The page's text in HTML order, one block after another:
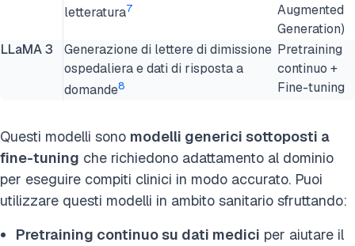
letteratura7
Augmented
Generation)
LLaMA 3
Generazione di lettere di dimissione
ospedaliera e dati di risposta a
domande8
Pretraining
continuo +
Fine-tuning
Questi modelli sono modelli generici sottoposti a
fine-tuning che richiedono adattamento al dominio
per eseguire compiti clinici in modo accurato. Puoi
utilizzare questi modelli in ambito sanitario sfruttando:
Pretraining continuo su dati medici per aiutare il